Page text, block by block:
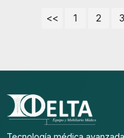
<< 1 2 3